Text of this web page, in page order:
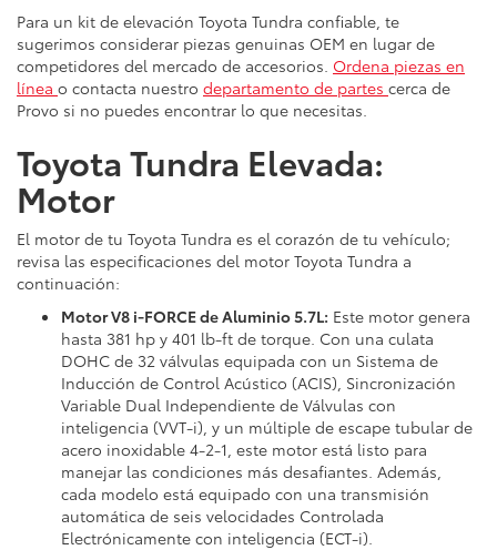
Para un kit de elevación Toyota Tundra confiable, te
sugerimos considerar piezas genuinas OEM en lugar de
competidores del mercado de accesorios. Ordena piezas en
línea o contacta nuestro departamento de partes cerca de
Provo si no puedes encontrar lo que necesitas.
Toyota Tundra Elevada:
Motor
El motor de tu Toyota Tundra es el corazón de tu vehículo;
revisa las especificaciones del motor Toyota Tundra a
continuación:
Motor V8 i-FORCE de Aluminio 5.7L: Este motor genera
hasta 381 hp y 401 lb-ft de torque. Con una culata
DOHC de 32 válvulas equipada con un Sistema de
Inducción de Control Acústico (ACIS), Sincronización
Variable Dual Independiente de Válvulas con
inteligencia (VVT-i), y un múltiple de escape tubular de
acero inoxidable 4-2-1, este motor está listo para
manejar las condiciones más desafiantes. Además,
cada modelo está equipado con una transmisión
automática de seis velocidades Controlada
Electrónicamente con inteligencia (ECT-i).